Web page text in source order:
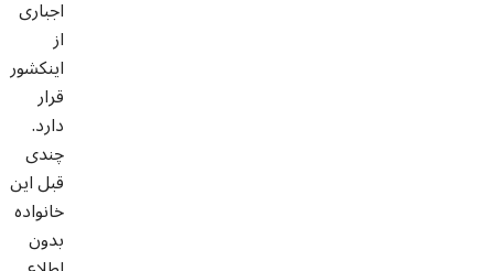
اجباری
از
اینکشور
قرار
دارد.
چندی
قبل این
خانواده
بدون